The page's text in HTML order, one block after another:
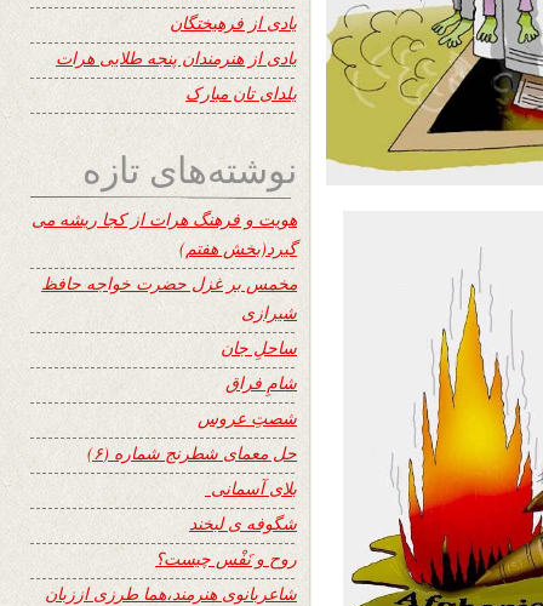
یادی از فرهیختگان
یادی از هنرمندان پنجه طلایی هرات
یلدای تان مبارک
نوشته‌های تازه
هویت و فرهنگ هرات از کجا ریشه می
گیرد(بخش هفتم)
مخمس بر غزل حضرت خواجه حافظ
شیرازی
ساحلِ جان
شامِ فراق
شصتِ عروس
حل معمای شطرنج شماره (۶)
بلای آسمانی
شگوفه ى لبخند
روح و نَفْس چیست؟
شاعربانوی هنرمند،هما طرزی اززبان